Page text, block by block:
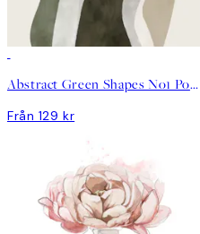
Abstract Green Shapes No1 Poster
Från 129 kr